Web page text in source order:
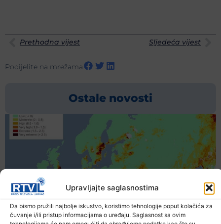
Upravljajte saglasnostima
Da bismo pružili najbolje iskustvo, koristimo tehnologije poput kolačića za
čuvanje i/ili pristup informacijama o uređaju. Saglasnost sa ovim
Prethodna vijest Sljedeća vijest
Podijelite na mrežama
Ostale novosti